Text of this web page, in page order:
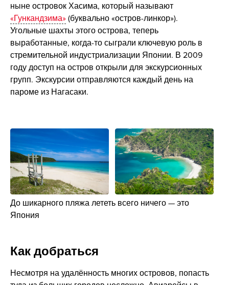
ныне островок Хасима, который называют
«Гункандзима»(буквально «остров-линкор»).
Угольные шахты этого острова, теперь
выработанные, когда-то сыграли ключевую роль в
стремительной индустриализации Японии. В 2009
году доступ на остров открыли для экскурсионных
групп. Экскурсии отправляются каждый день на
пароме из Нагасаки.
До шикарного пляжа лететь всего ничего — это
Япония
Как добраться
Несмотря на удалённость многих островов, попасть